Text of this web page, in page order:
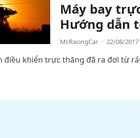
Máy bay
Hướng dẫn
Mr.RacingCar · 22/08/2017
điều khiển trực thăng đã ra đơi từ